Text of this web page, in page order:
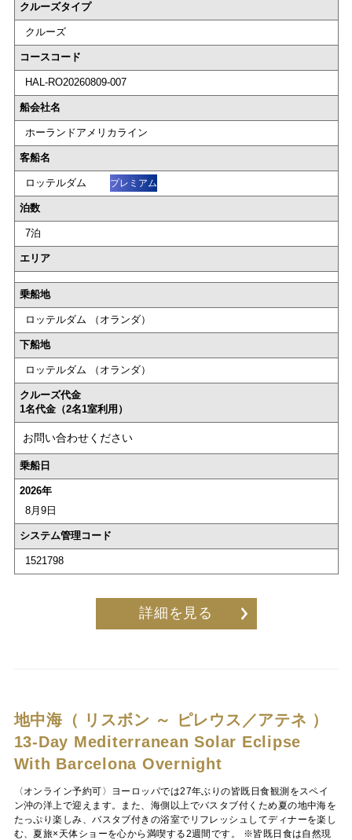
クルーズタイプ
クルーズ
コースコード
HAL-RO20260809-007
船会社名
ホーランドアメリカライン
客船名
ロッテルダム プレミアム
泊数
7泊
エリア
乗船地
ロッテルダム （オランダ）
下船地
ロッテルダム （オランダ）
クルーズ代金
1名代金（2名1室利用）
お問い合わせください
乗船日
2026年
8月9日
システム管理コード
1521798
詳細を見る
地中海（ リスボン ～ ピレウス／アテネ ）
13-Day Mediterranean Solar Eclipse
With Barcelona Overnight
〈オンライン予約可〉ヨーロッパでは27年ぶりの皆既日食観測をスペイ
ン沖の洋上で迎えます。また、海側以上でバスタブ付くため夏の地中海を
たっぷり楽しみ、バスタブ付きの浴室でリフレッシュしてディナーを楽し
む、夏旅×天体ショーを心から満喫する2週間です。 ※皆既日食は自然現